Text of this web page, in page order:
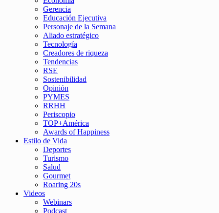
Gerencia
Educación Ejecutiva
Personaje de la Semana
Aliado estratégico
Tecnología
Creadores de riqueza
Tendencias
RSE
Sostenibilidad
Opinión
PYMES
RRHH
Periscopio
TOP+América
Awards of Happiness
Estilo de Vida
Deportes
Turismo
Salud
Gourmet
Roaring 20s
Videos
Webinars
Podcast